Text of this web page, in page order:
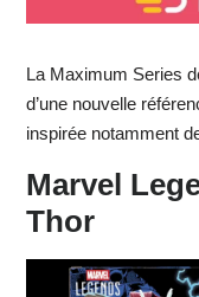
La Maximum Series
d’une nouvelle
inspirée notamment
Marvel
Thor